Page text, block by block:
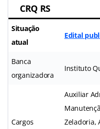
CRQ RS
Situação
atual
Edital
Banca
organizadora
Instituto
Cargos
Auxiliar
Zeladoria,